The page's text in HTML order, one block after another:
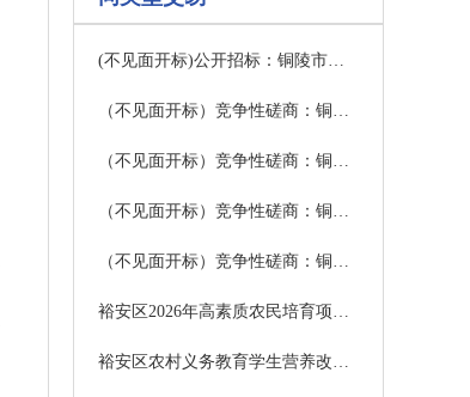
(不见面开标)公开招标：铜陵市郊区中小学、公办幼儿园保安服务项目招标公告
（不见面开标）竞争性磋商：铜陵市涌银广场物业服务项目（三次）竞争性磋商公告
（不见面开标）竞争性磋商：铜陵市立医院智慧体检一体化协作平台采购项目竞争性磋商公告
（不见面开标）竞争性磋商：铜陵市第一中学食堂委托经营项目竞争性磋商公告
（不见面开标）竞争性磋商：铜陵市第一中学智慧操场项目（二次）竞争性磋商公告
裕安区2026年高素质农民培育项目竞争性磋商公告
裕安区农村义务教育学生营养改善计划2026-2027学年度大米采购项目公开招标公告